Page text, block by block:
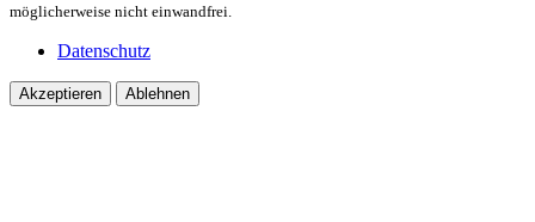
möglicherweise nicht einwandfrei.
Datenschutz
Akzeptieren Ablehnen